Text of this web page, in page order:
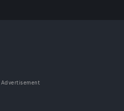
Advertisement